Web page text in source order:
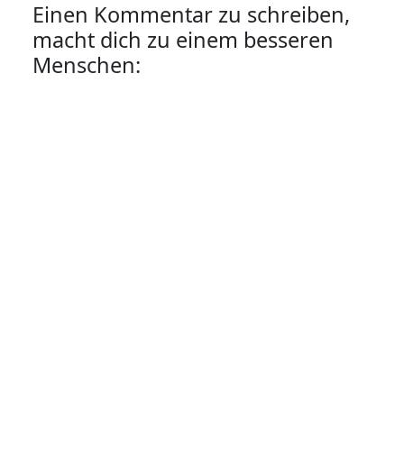
Einen Kommentar zu schreiben,
macht dich zu einem besseren
Menschen: